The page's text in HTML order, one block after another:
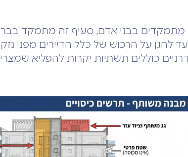
מתמקדים בבני אדם, סעיף זה מתמקד
להגן על הרכוש של כלל הדיירים מפני
כוללים תשתיות יקרות להפליא